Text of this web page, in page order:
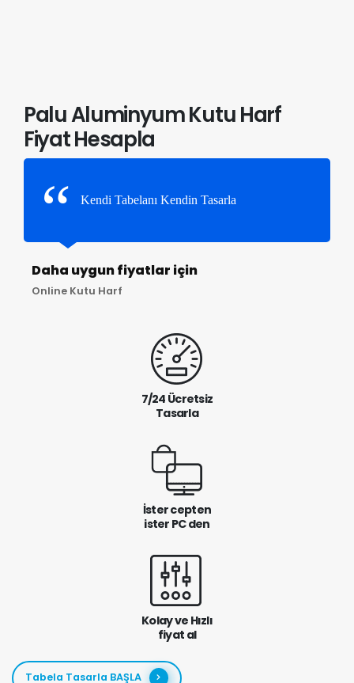
Palu Aluminyum Kutu Harf
Fiyat Hesapla
Kendi Tabelanı Kendin Tasarla
Daha uygun fiyatlar için
Online Kutu Harf
7/24 Ücretsiz
Tasarla
İster cepten
ister PC den
Kolay ve Hızlı
fiyat al
Tabela Tasarla BAŞLA